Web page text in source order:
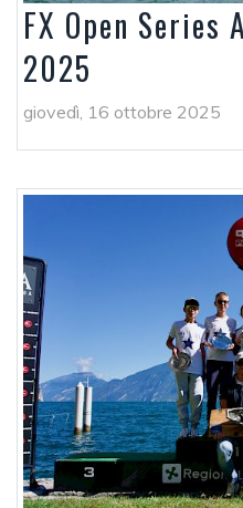
FX Open Series
2025
giovedì, 16 ottobre 2025